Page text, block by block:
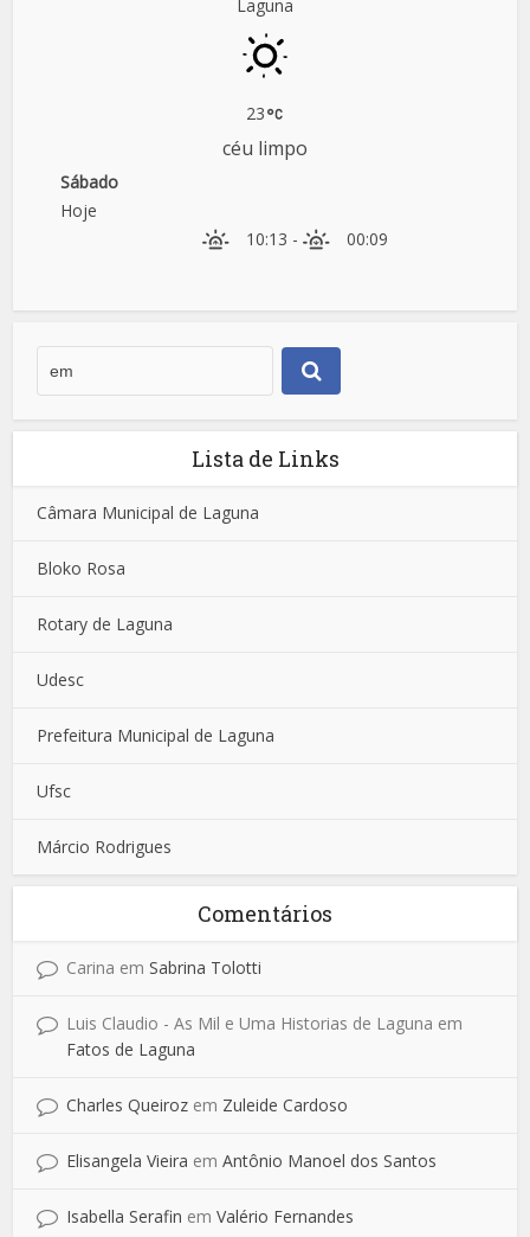
Laguna
23
céu limpo
Sábado
Hoje
10:13 - 00:09
Lista de Links
Câmara Municipal de Laguna
Bloko Rosa
Rotary de Laguna
Udesc
Prefeitura Municipal de Laguna
Ufsc
Márcio Rodrigues
Comentários
Carina emSabrina Tolotti
Luis Claudio - As Mil e Uma Historias de Laguna em
Fatos de Laguna
Charles Queiroz em Zuleide Cardoso
Elisangela Vieira emAntônio Manoel dos Santos
Isabella Serafin emValério Fernandes